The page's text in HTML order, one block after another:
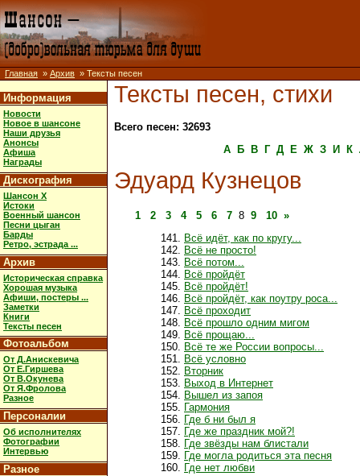
Главная » Архив » Тексты песен
Информация
Новости
Новое в шансоне
Наши друзья
Анонсы
Афиша
Награды
Дискография
Шансон X
Истоки
Военный шансон
Песни цыган
Барды
Ретро, эстрада ...
Архив
Историческая справка
Хорошая музыка
Афиши, постеры ...
Заметки
Книги
Тексты песен
Фотоальбом
От Д.Анискевича
От Е.Гиршева
От В.Окунева
От Я.Фролова
Разное
Персоналии
Об исполнителях
Фотографии
Интервью
Разное
Тексты песен, стихи
Всего песен: 32693
А
Б В Г Д Е Ж З И К
Эдуард Кузнецов
1 2 3 4 5 6 7 8 9 10 »
Всё идёт, как по кругу...
Всё не просто!
Всё потом...
Всё пройдёт
Всё пройдёт!
Всё пройдёт, как поутру роса...
Всё проходит
Всё прошло одним мигом
Всё прощаю...
Всё те же России вопросы...
Всё условно
Вторник
Выход в Интернет
Вышел из запоя
Гармония
Где б ни был я
Где же праздник мой?!
Где звёзды нам блистали
Где могла родиться эта песня
Где нет любви